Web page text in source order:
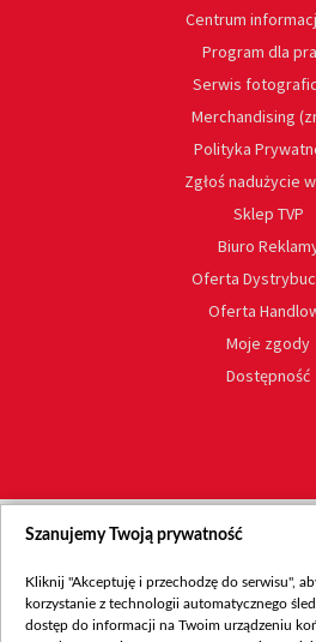
Centrum
Program dla
Serwis
Merchandising
Polityka
Zgłoś nadużycie
Sklep TVP
Biuro
Oferta
Oferta
Moje zgody
Dostępność
Szanujemy Twoją prywatność
Kliknij "Akceptuję i przechodzę do serwisu",
korzystanie z technologii automatycznego
dostęp do informacji na Twoim urządzeniu